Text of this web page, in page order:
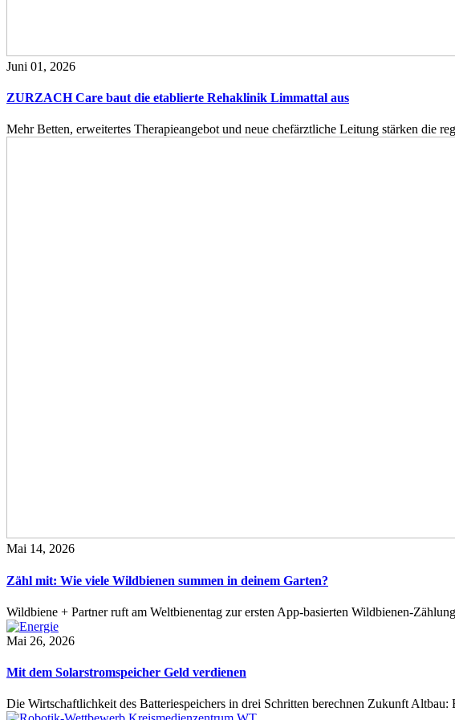
Juni 01, 2026
ZURZACH Care baut die etablierte Rehaklinik Limmattal aus
Mehr Betten, erweitertes Therapieangebot und neue chefärztliche Leitung stärken die
Mai 14, 2026
Zähl mit: Wie viele Wildbienen summen in deinem Garten?
Wildbiene + Partner ruft am Weltbienentag zur ersten App-basierten Wildbienen-
Mai 26, 2026
Mit dem Solarstromspeicher Geld verdienen
Die Wirtschaftlichkeit des Batteriespeichers in drei Schritten berechnen Zukunft